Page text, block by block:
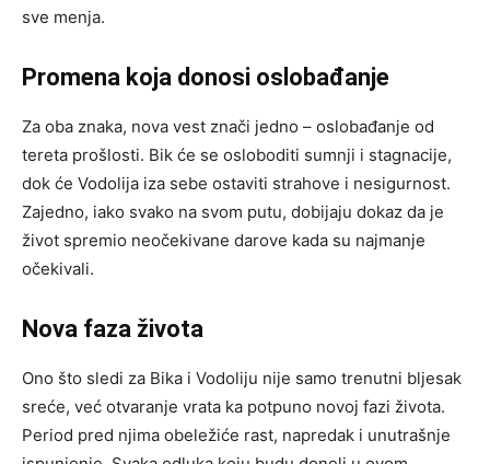
sve menja.
Promena koja donosi oslobađanje
Za oba znaka, nova vest znači jedno – oslobađanje od
tereta prošlosti. Bik će se osloboditi sumnji i stagnacije,
dok će Vodolija iza sebe ostaviti strahove i nesigurnost.
Zajedno, iako svako na svom putu, dobijaju dokaz da je
život spremio neočekivane darove kada su najmanje
očekivali.
Nova faza života
Ono što sledi za Bika i Vodoliju nije samo trenutni bljesak
sreće, već otvaranje vrata ka potpuno novoj fazi života.
Period pred njima obeležiće rast, napredak i unutrašnje